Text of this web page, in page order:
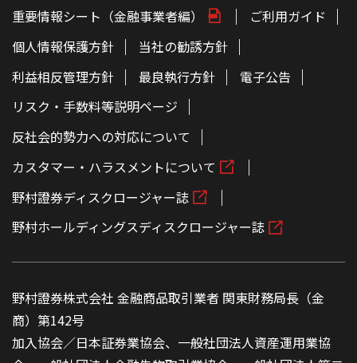
重要情報シート（金融事業者編）
ご利用ガイド
個人情報保護方針
当社の勧誘方針
利益相反管理方針
最良執行方針
電子公告
リスク・手数料等説明ページ
反社会的勢力への対応について
カスタマー・ハラスメントについて
野村證券ディスクロージャー誌
野村ホールディングスディスクロージャー誌
野村證券株式会社 金融商品取引業者 関東財務局長（金
商）第142号
加入協会／日本証券業協会、一般社団法人資産運用業協